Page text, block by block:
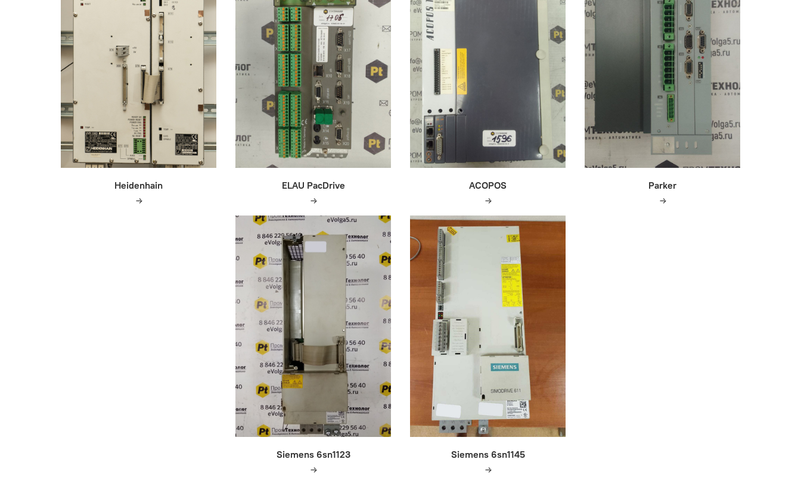
Heidenhain ELAU PacDrive ACOPOS Parker
Siemens 6sn1123 Siemens 6sn1145